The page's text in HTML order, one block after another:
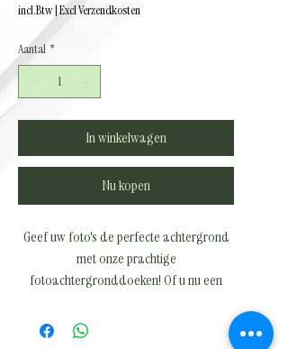
incl.Btw|Excl Verzendkosten
Aantal *
In winkelwagen
Nu kopen
Geef uw foto's de perfecte achtergrond
met onze prachtige
fotoachtergronddoeken! Of u nu een
gewoonweg op zoek bent naar een
mooie achtergrond voor uw persoonlijke